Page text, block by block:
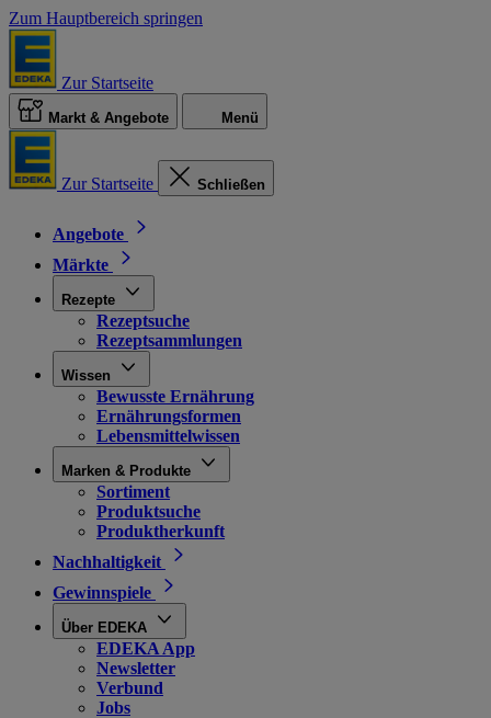
Zum Hauptbereich springen
Zur Startseite
Markt & Angebote Menü
Zur Startseite Schließen
Angebote
Märkte
Rezepte
Rezeptsuche
Rezeptsammlungen
Wissen
Bewusste Ernährung
Ernährungsformen
Lebensmittelwissen
Marken & Produkte
Sortiment
Produktsuche
Produktherkunft
Nachhaltigkeit
Gewinnspiele
Über EDEKA
EDEKA App
Newsletter
Verbund
Jobs